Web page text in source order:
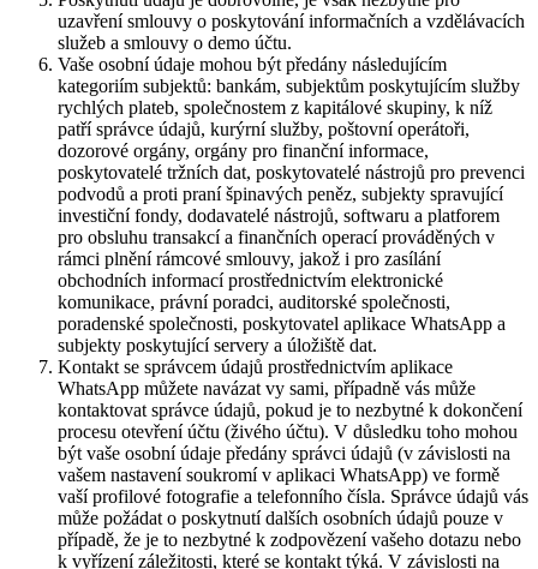
uzavření smlouvy o poskytování informačních a vzdělávacích
služeb a smlouvy o demo účtu.
Vaše osobní údaje mohou být předány následujícím
kategoriím subjektů: bankám, subjektům poskytujícím služby
rychlých plateb, společnostem z kapitálové skupiny, k níž
patří správce údajů, kurýrní služby, poštovní operátoři,
dozorové orgány, orgány pro finanční informace,
poskytovatelé tržních dat, poskytovatelé nástrojů pro prevenci
podvodů a proti praní špinavých peněz, subjekty spravující
investiční fondy, dodavatelé nástrojů, softwaru a platforem
pro obsluhu transakcí a finančních operací prováděných v
rámci plnění rámcové smlouvy, jakož i pro zasílání
obchodních informací prostřednictvím elektronické
komunikace, právní poradci, auditorské společnosti,
poradenské společnosti, poskytovatel aplikace WhatsApp a
subjekty poskytující servery a úložiště dat.
Kontakt se správcem údajů prostřednictvím aplikace
WhatsApp můžete navázat vy sami, případně vás může
kontaktovat správce údajů, pokud je to nezbytné k dokončení
procesu otevření účtu (živého účtu). V důsledku toho mohou
být vaše osobní údaje předány správci údajů (v závislosti na
vašem nastavení soukromí v aplikaci WhatsApp) ve formě
vaší profilové fotografie a telefonního čísla. Správce údajů vás
může požádat o poskytnutí dalších osobních údajů pouze v
případě, že je to nezbytné k zodpovězení vašeho dotazu nebo
k vyřízení záležitosti, které se kontakt týká. V závislosti na